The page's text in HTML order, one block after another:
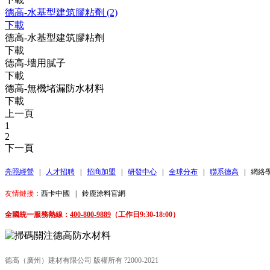
德高-水基型建筑膠粘劑 (2)
下載
德高-水基型建筑膠粘劑
下載
德高-墻用膩子
下載
德高-無機堵漏防水材料
下載
上一頁
1
2
下一頁
亮照經營 人才招聘 招商加盟 研發中心 全球分布 聯系德高 網絡
友情鏈接： 西卡中國 鈴鹿涂料官網
全國統一服務熱線： 400-800-9889 （工作日9:30-18:00）
德高（廣州）建材有限公司 版權所有 ?2000-2021